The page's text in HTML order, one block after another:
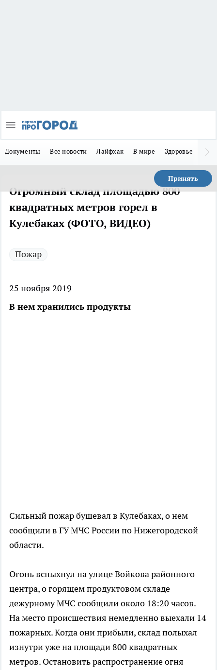
Документы Все новости Лайфхак В мире Здоровье
Принять
Огромный склад площадью 800
квадратных метров горел в
Кулебаках (ФОТО, ВИДЕО)
Пожар
25 ноября 2019
В нем хранились продукты
Сильный пожар бушевал в Кулебаках, о нем
сообщили в ГУ МЧС России по Нижегородской
области.
Огонь вспыхнул на улице Войкова районного
центра, о горящем продуктовом складе
дежурному МЧС сообщили около 18:20 часов.
На место происшествия немедленно выехали 14
пожарных. Когда они прибыли, склад полыхал
изнутри уже на площади 800 квадратных
метров. Остановить распространение огня